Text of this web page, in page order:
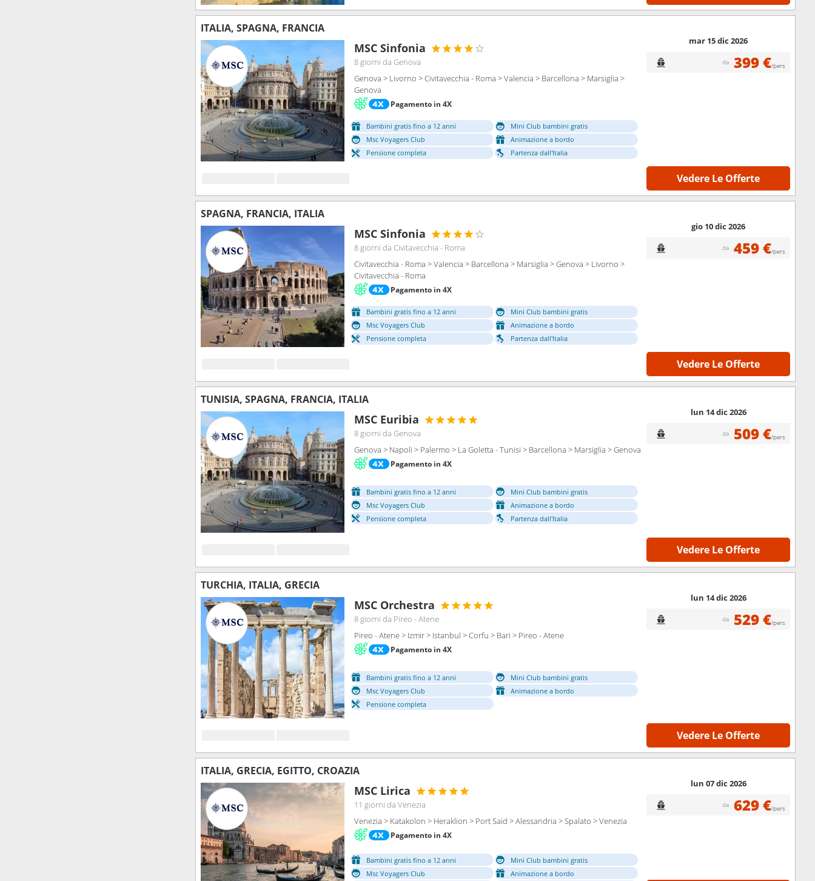
ITALIA, SPAGNA, FRANCIA
MSC Sinfonia
8 giorni da Genova
Genova > Livorno > Civitavecchia - Roma > Valencia > Barcellona > Marsiglia >
Genova
Pagamento in 4X
Bambini gratis fino a 12 anni
Mini Club bambini gratis
Msc Voyagers Club
Animazione a bordo
Pensione completa
Partenza dall'Italia
mar 15 dic 2026
da 399 €/pers
Vedere Le Offerte
SPAGNA, FRANCIA, ITALIA
MSC Sinfonia
8 giorni da Civitavecchia - Roma
Civitavecchia - Roma > Valencia > Barcellona > Marsiglia > Genova > Livorno >
Civitavecchia - Roma
Pagamento in 4X
Bambini gratis fino a 12 anni
Mini Club bambini gratis
Msc Voyagers Club
Animazione a bordo
Pensione completa
Partenza dall'Italia
gio 10 dic 2026
da 459 €/pers
Vedere Le Offerte
TUNISIA, SPAGNA, FRANCIA, ITALIA
MSC Euribia
8 giorni da Genova
Genova > Napoli > Palermo > La Goletta - Tunisi > Barcellona > Marsiglia > Genova
Pagamento in 4X
Bambini gratis fino a 12 anni
Mini Club bambini gratis
Msc Voyagers Club
Animazione a bordo
Pensione completa
Partenza dall'Italia
lun 14 dic 2026
da 509 €/pers
Vedere Le Offerte
TURCHIA, ITALIA, GRECIA
MSC Orchestra
8 giorni da Pireo - Atene
Pireo - Atene > Izmir > Istanbul > Corfu > Bari > Pireo - Atene
Pagamento in 4X
Bambini gratis fino a 12 anni
Mini Club bambini gratis
Msc Voyagers Club
Animazione a bordo
Pensione completa
lun 14 dic 2026
da 529 €/pers
Vedere Le Offerte
ITALIA, GRECIA, EGITTO, CROAZIA
MSC Lirica
11 giorni da Venezia
Venezia > Katakolon > Heraklion > Port Said > Alessandria > Spalato > Venezia
Pagamento in 4X
Bambini gratis fino a 12 anni
Mini Club bambini gratis
Msc Voyagers Club
Animazione a bordo
lun 07 dic 2026
da 629 €/pers